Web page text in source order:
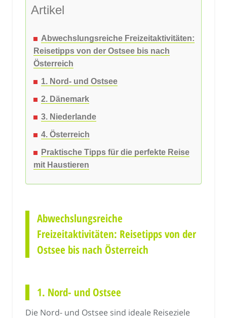
Artikel
Abwechslungsreiche Freizeitaktivitäten:
Reisetipps von der Ostsee bis nach
Österreich
1. Nord- und Ostsee
2. Dänemark
3. Niederlande
4. Österreich
Praktische Tipps für die perfekte Reise
mit Haustieren
Abwechslungsreiche
Freizeitaktivitäten: Reisetipps von der
Ostsee bis nach Österreich
1. Nord- und Ostsee
Die Nord- und Ostsee sind ideale Reiseziele